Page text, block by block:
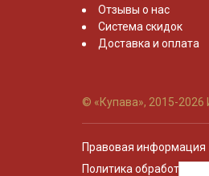
Отзывы о нас
Система скидок
Доставка и оплата
© «Купава», 2015-2026
Правовая информация
Политика обработки